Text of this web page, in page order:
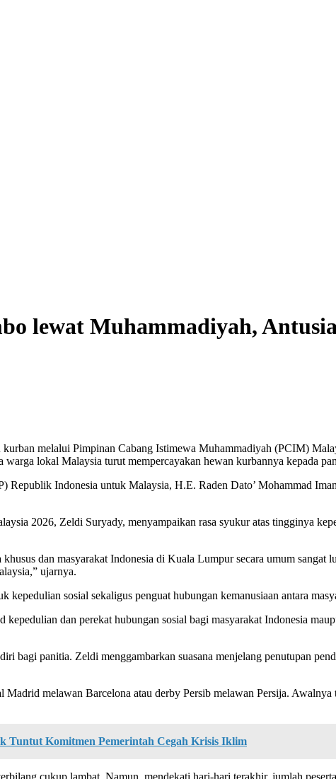
lewat Muhammadiyah,
melalui Pimpinan Cabang Istimewa Muhammadiyah (PCIM)
lokal Malaysia turut mempercayakan hewan kurbannya kepada
Republik Indonesia untuk Malaysia, H.E. Raden Dato’ Mohammad
2026, Zeldi Suryady, menyampaikan rasa syukur atas tingginya
dan masyarakat Indonesia di Kuala Lumpur secara umum sangat
ujarnya.
sosial sekaligus penguat hubungan kemanusiaan antara
dan perekat hubungan sosial bagi masyarakat Indonesia
bagi panitia. Zeldi menggambarkan suasana menjelang penutupan
melawan Barcelona atau derby Persib melawan Persija. Awalnya
Tuntut Komitmen Pemerintah Cegah Krisis Iklim